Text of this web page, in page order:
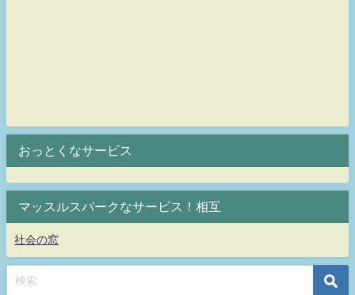
おっとくなサービス
マッスルスパークなサービス！相互
社会の窓